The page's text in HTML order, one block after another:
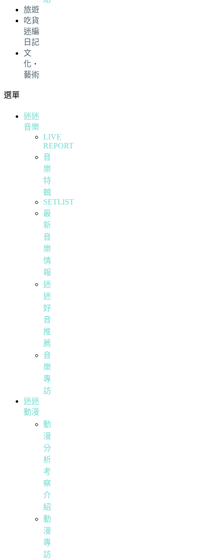
旅遊
吃貨
迷編
日記
文
化・
藝術
選單
迷迷
音樂
LIVE
REPORT
音
樂
特
輯
SETLIST
最
新
音
樂
情
報
迷
迷
好
音
推
薦
音
樂
專
訪
迷迷
動漫
動
漫
分
析
考
察
介
紹
動
漫
專
訪